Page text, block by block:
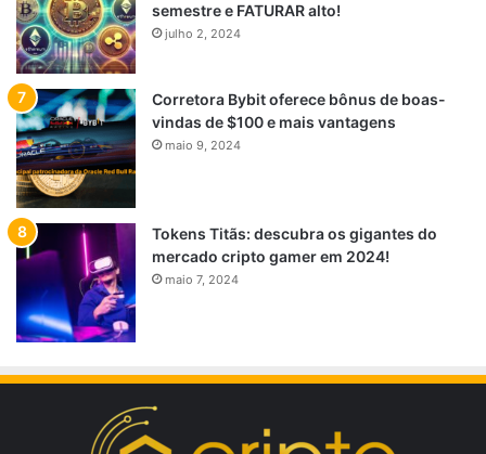
semestre e FATURAR alto!
julho 2, 2024
Corretora Bybit oferece bônus de boas-
vindas de $100 e mais vantagens
maio 9, 2024
Tokens Titãs: descubra os gigantes do
mercado cripto gamer em 2024!
maio 7, 2024